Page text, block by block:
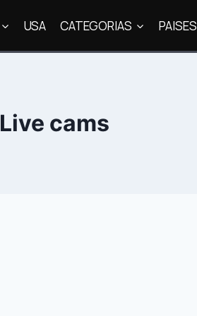
USA CATEGORIAS PAISES
Live cams